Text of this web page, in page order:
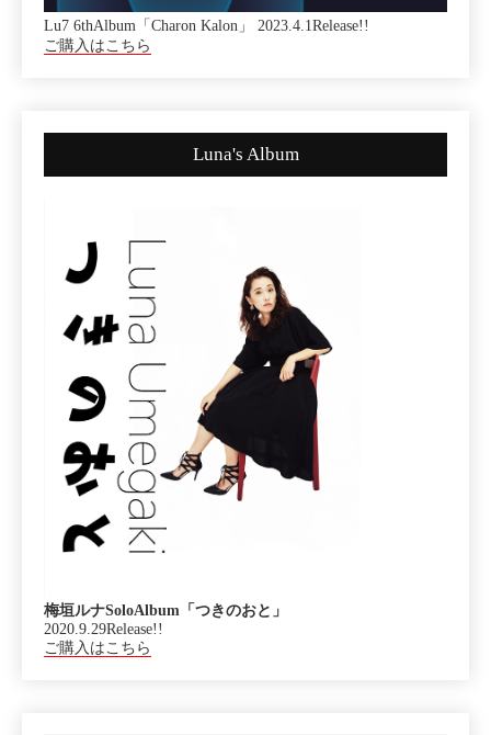
Lu7 6thAlbum「Charon Kalon」 2023.4.1Release!!
ご購入はこちら
Luna's Album
梅垣ルナSoloAlbum「つきのおと」
2020.9.29Release!!
ご購入はこちら